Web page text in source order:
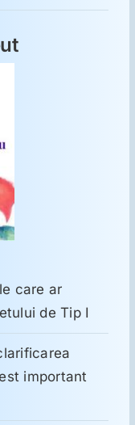
care ar
de Tip I
important